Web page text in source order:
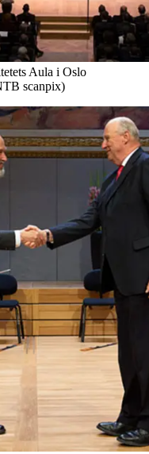
Aula i Oslo
scanpix)